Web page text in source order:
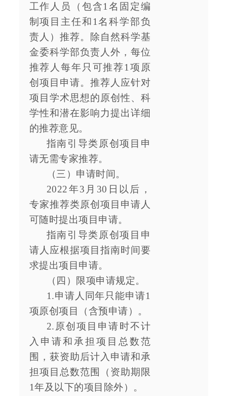
工作人员（包含1名固定编
制项目主任和1名科学部负
责人）推荐。除自然科学基
金委科学部负责人外，每位
推荐人每年只可推荐1项原
创项目申请。推荐人应针对
项目学术思想的原创性、科
学性和潜在影响力提出详细
的推荐意见。
指南引导类原创项目申
请无需专家推荐。
（三）申请时间。
2022年3月30日以后，
专家推荐类原创项目申请人
可随时提出项目申请。
指南引导类原创项目申
请人应根据项目指南时间要
求提出项目申请。
（四）限项申请规定。
1.申请人同年只能申请1
项原创项目（含预申请）。
2.原创项目申请时不计
入申请和承担项目总数范
围，获资助后计入申请和承
担项目总数范围（资助期限
1年及以下的项目除外）。